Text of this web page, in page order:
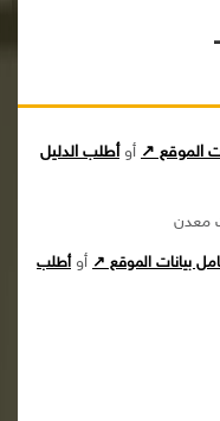
الموقع ↗ أوأطلب الدليل
معدن
بيانات الموقع ↗ أوأطلب